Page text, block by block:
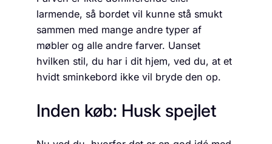
larmende, så bordet vil kunne stå smukt
sammen med mange andre typer af
møbler og alle andre farver. Uanset
hvilken stil, du har i dit hjem, ved du, at et
hvidt sminkebord ikke vil bryde den op.
Inden køb: Husk spejlet